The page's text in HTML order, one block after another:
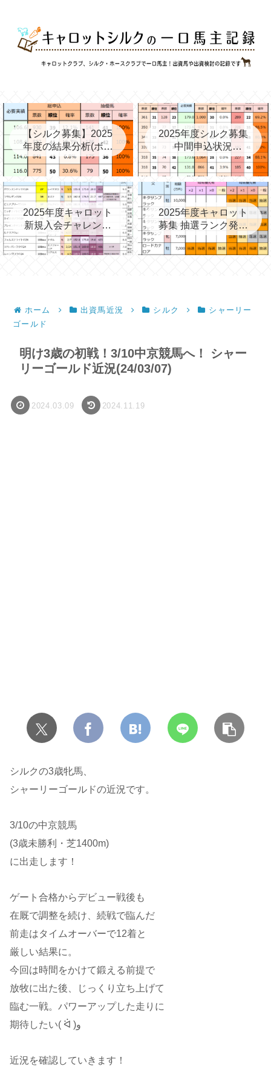
【シルク募集】2025
年度の結果分析(ボー
ダー、確率、昨年度
との比較など)
2025年度シルク募集
中間申込状況
②(08/06)と昨年の中
間③→最終
2025年度キャロット
新規入会チャレンジ
と第2次募集を考える
2025年度キャロット
募集 抽選ランク発表
(09/11)
ホーム 出資馬近況 シルク
シャーリー
ゴールド
明け3歳の初戦！3/10中京競馬へ！ シャー
リーゴールド近況(24/03/07)
2024.03.09 2024.11.19
シルクの3歳牝馬、
シャーリーゴールドの近況です。
3/10の中京競馬
(3歳未勝利・芝1400m)
に出走します！
ゲート合格からデビュー戦後も
在厩で調整を続け、続戦で臨んだ
前走はタイムオーバーで12着と
厳しい結果に。
今回は時間をかけて鍛える前提で
放牧に出た後、じっくり立ち上げて
臨む一戦。パワーアップした走りに
期待したい( ᐛ )و
近況を確認していきます！